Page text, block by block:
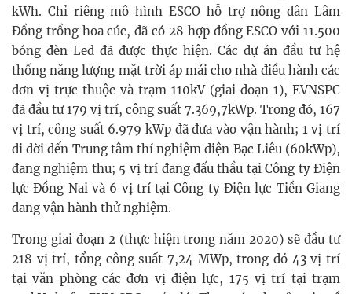
kWh. Chỉ riêng mô hình ESCO hỗ trợ nông dân Lâm
Đồng trồng hoa cúc, đã có 28 hợp đồng ESCO với 11.500
bóng đèn Led đã được thực hiện. Các dự án đầu tư hệ
thống năng lượng mặt trời áp mái cho nhà điều hành các
đơn vị trực thuộc và trạm 110kV (giai đoạn 1), EVNSPC
đã đầu tư 179 vị trí, công suất 7.369,7kWp. Trong đó, 167
vị trí, công suất 6.979 kWp đã đưa vào vận hành; 1 vị trí
di dời đến Trung tâm thí nghiệm điện Bạc Liêu (60kWp),
đang nghiệm thu; 5 vị trí đang đấu thầu tại Công ty Điện
lực Đồng Nai và 6 vị trí tại Công ty Điện lực Tiền Giang
đang vận hành thử nghiệm.
Trong giai đoạn 2 (thực hiện trong năm 2020) sẽ đầu tư
218 vị trí, tổng công suất 7,24 MWp, trong đó 43 vị trí
tại văn phòng các đơn vị điện lực, 175 vị trí tại trạm